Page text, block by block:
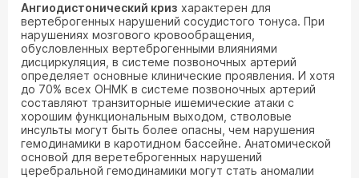
Ангиодистонический криз характерен для
вертеброгенных нарушений сосудистого тонуса. При
нарушениях мозгового кровообращения,
обусловленных вертеброгенными влияниями
дисциркуляция, в системе позвоночных артерий
определяет основные клинические проявления. И хотя
до 70% всех ОНМК в системе позвоночных артерий
составляют транзиторные ишемические атаки с
хорошим функциональным выходом, стволовые
инсульты могут быть более опасны, чем нарушения
гемодинамики в каротидном бассейне. Анатомической
основой для веретеброгенных нарушений
церебральной гемодинамики могут стать аномалии